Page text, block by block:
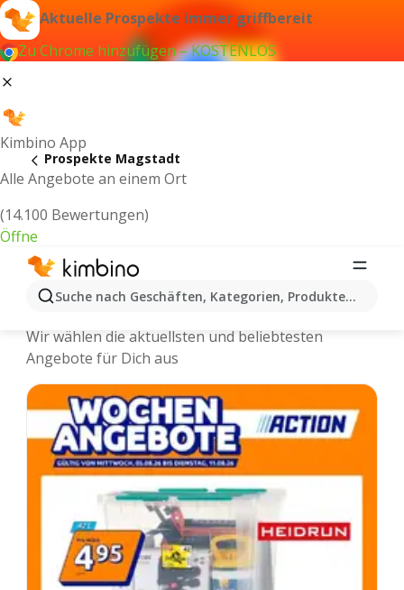
Aktuelle Prospekte immer griffbereit
Zu Chrome hinzufügen – KOSTENLOS
Kimbino App
Alle Angebote an einem Ort
(14.100 Bewertungen)
Öffne
Suche nach Geschäften, Kategorien, Produkten...
Prospekte Magstadt
Magstadt - Neuste Prospekte und
Wir wählen die aktuellsten und beliebtesten
Angebote für Dich aus